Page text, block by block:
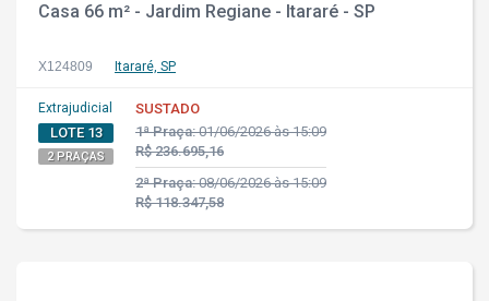
Casa 66 m² - Jardim Regiane - Itararé - SP
X124809 Itararé, SP
Extrajudicial
LOTE 13
2 PRAÇAS
SUSTADO
1ª Praça:01/06/2026 às 15:09
R$ 236.695,16
2ª Praça:08/06/2026 às 15:09
R$ 118.347,58